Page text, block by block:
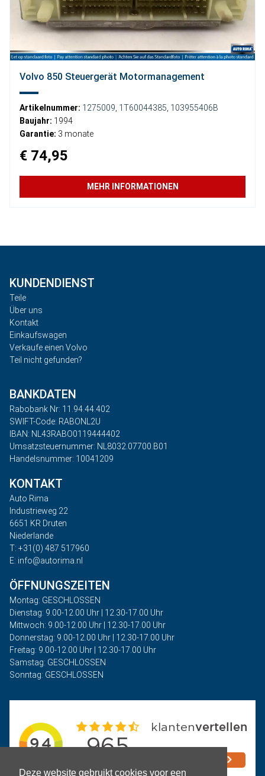
Deze website gebruikt cookies voor een
Volvo 850 Steuergerät Motormanagement
Artikelnummer: 1275009 1T60044385 103955406B
Baujahr: 1994
Garantie: 3 monate
€ 74,95
MEHR INFORMATIONEN
KUNDENDIENST
Teile
Über uns
Kontakt
Einkaufswagen
Verkaufe einen Volvo
Teil nicht gefunden?
BANKDATEN
Rabobank Nr: 11.94.44.402
SWIFT-Code: RABONL2U
IBAN: NL43RABO0119444402
Umsatzsteuernummer: NL8032.07700.B01
Handelsnummer: 10041209
KONTAKT
Auto Rima
Industrieweg 22
6651 KR Druten
Niederlande
T: +31(0) 487 517960
E: info@autorima.nl
ÖFFNUNGSZEITEN
Montag: GESCHLOSSEN
Dienstag: 9.00-12.00 Uhr | 12.30-17.00 Uhr
Mittwoch: 9.00-12.00 Uhr | 12.30-17.00 Uhr
Donnerstag: 9.00-12.00 Uhr | 12.30-17.00 Uhr
Freitag: 9.00-12.00 Uhr | 12.30-17.00 Uhr
Samstag: GESCHLOSSEN
Sonntag: GESCHLOSSEN